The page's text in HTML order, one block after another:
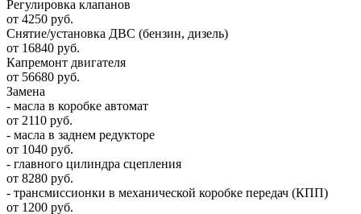
Регулировка клапанов
от 4250 руб.
Снятие/установка ДВС (бензин, дизель)
от 16840 руб.
Капремонт двигателя
от 56680 руб.
Замена
- масла в коробке автомат
от 2110 руб.
- масла в заднем редукторе
от 1040 руб.
- главного цилиндра сцепления
от 8280 руб.
- трансмиссионки в механической коробке передач (КПП)
от 1200 руб.